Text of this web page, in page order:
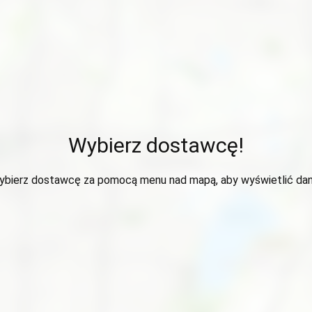
Wybierz dostawcę!
dostawcę za pomocą menu nad mapą, aby wyświetlić